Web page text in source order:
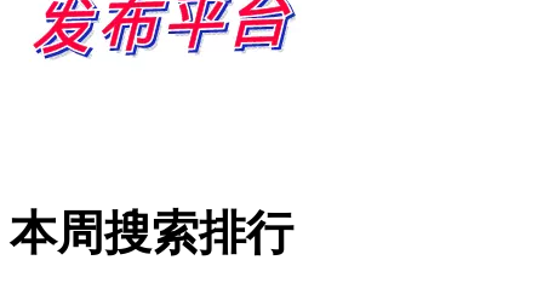
本周搜索排行